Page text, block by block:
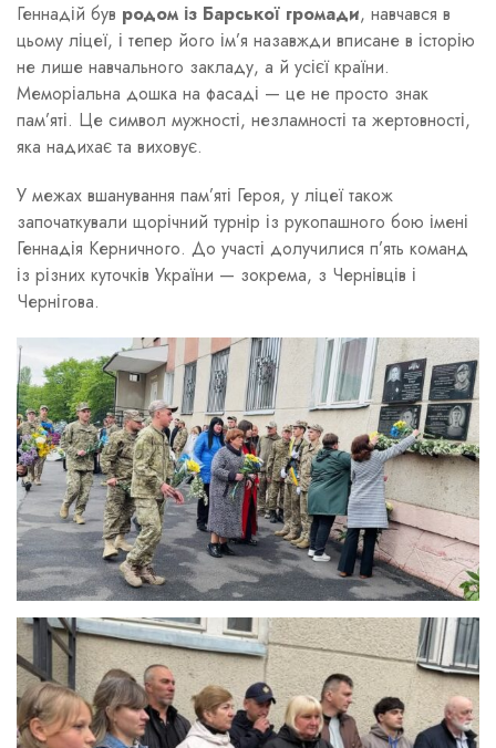
Геннадій був родом із Барської громади, навчався в
цьому ліцеї, і тепер його ім’я назавжди вписане в історію
не лише навчального закладу, а й усієї країни.
Меморіальна дошка на фасаді — це не просто знак
пам’яті. Це символ мужності, незламності та жертовності,
яка надихає та виховує.
У межах вшанування пам’яті Героя, у ліцеї також
започаткували щорічний турнір із рукопашного бою імені
Геннадія Керничного. До участі долучилися п’ять команд
із різних куточків України — зокрема, з Чернівців і
Чернігова.